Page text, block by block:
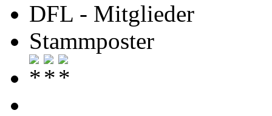
DFL - Mitglieder
Stammposter